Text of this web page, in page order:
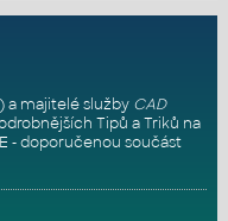
a majitelé služby CAD
Tipů a Triků na
- doporučenou součást